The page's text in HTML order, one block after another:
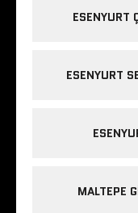
ESENYURT
ESENYURT
MALTEPE